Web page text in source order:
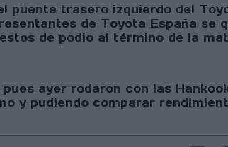
puente trasero izquierdo del
de Toyota España se
de podio al término de la
ayer rodaron con las
y pudiendo comparar